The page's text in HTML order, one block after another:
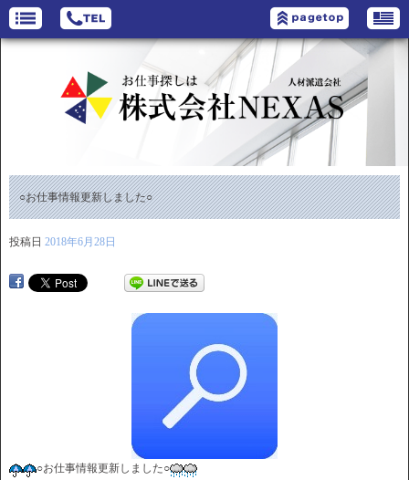
○お仕事情報更新しました○
投稿日 2018年6月28日
○お仕事情報更新しました○